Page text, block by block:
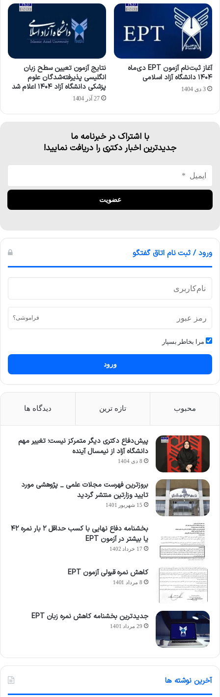
آغاز ثبت‌نام آزمون EPT دی‌ماه
۱۴۰۴ دانشگاه آزاد اسلامی
3 دی 1404
نتایج آزمون تعیین سطح زبان
انگلیسی پذیرفته‌شدگان علوم
پزشکی دانشگاه آزاد ۱۴۰۴ اعلام شد
27 آذر 1404
با اشتراک در خبرنامه ما
جدیدترین اخبار دکتری را دریافت نمایید!
ورود / ثبت نام اتاق گفتگو
فراموشی؟
مرا بخاطر بسپار
ورود
محبوب تازه ترین دیدگاه ها
پیش‌دفاع دکتری دیگر متمرکز نیست؛ تغییر مهم
دانشگاه آزاد از نیمسال آینده
8 دی 1404
بروزترین فهرست مجلات علمی _ پژوهشی مورد
تایید وزارتین منتشر گردید
15 شهریور 1401
بخشنامه دفاع نهایی با کسب حداقل ۲ بار نمره ۴۲
یا بیشتر در آزمون EPT
17 خرداد 1402
کاهش نمره قبولی آزمون EPT
8 مرداد 1401
جدیدترین بخشنامه کاهش نمره زبان EPT
29 مرداد 1401
آخرین نوشته ها